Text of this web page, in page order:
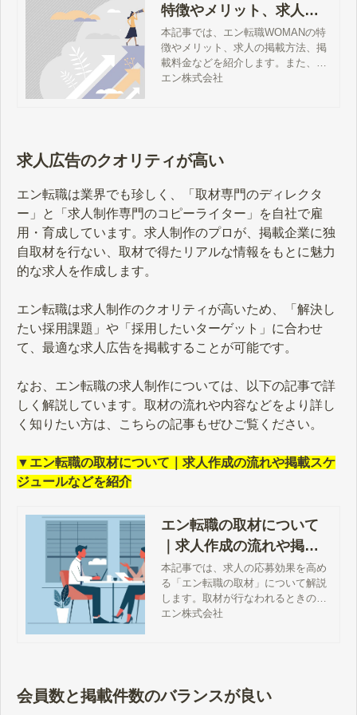
特徴やメリット、求人の
掲載料金などを解説
本記事では、エン転職WOMANの特
徴やメリット、求人の掲載方法、掲
載料金などを紹介します。また、エ
ン転職WOMANの姉妹サイト『エン
エン株式会社
求人広告のクオリティが高い
エン転職は業界でも珍しく、「取材専門のディレクタ
ー」と「求人制作専門のコピーライター」を自社で雇
用・育成しています。求人制作のプロが、掲載企業に独
自取材を行ない、取材で得たリアルな情報をもとに魅力
的な求人を作成します。
エン転職は求人制作のクオリティが高いため、「解決し
たい採用課題」や「採用したいターゲット」に合わせ
て、最適な求人広告を掲載することが可能です。
なお、エン転職の求人制作については、以下の記事で詳
しく解説しています。取材の流れや内容などをより詳し
く知りたい方は、こちらの記事もぜひご覧ください。
▼エン転職の取材について｜求人作成の流れや掲載スケ
ジュールなどを紹介
エン転職の取材について
｜求人作成の流れや掲載
スケジュールなどを紹介
本記事では、求人の応募効果を高め
る「エン転職の取材」について解説
します。取材が行なわれるときの流
れや求人の掲載スケジュール、取材
エン株式会社
会員数と掲載件数のバランスが良い